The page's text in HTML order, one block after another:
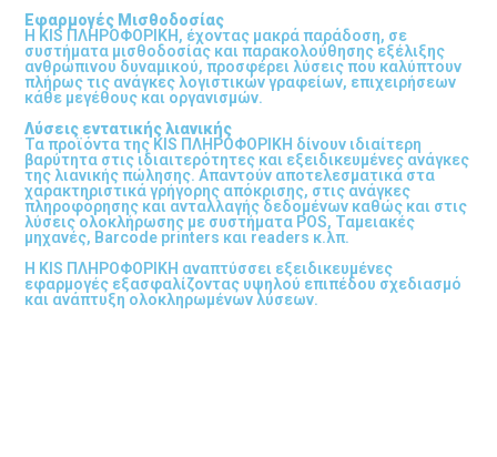
Εφαρμογές Μισθοδοσίας
H KIS ΠΛΗΡΟΦΟΡΙΚΗ, έχοντας μακρά παράδοση, σε
συστήματα μισθοδοσίας και παρακολούθησης εξέλιξης
ανθρώπινου δυναμικού, προσφέρει λύσεις που καλύπτουν
πλήρως τις ανάγκες λογιστικών γραφείων, επιχειρήσεων
κάθε μεγέθους και οργανισμών.
Λύσεις εντατικής λιανικής
Τα προϊόντα της KIS ΠΛΗΡΟΦΟΡΙΚΗ δίνουν ιδιαίτερη
βαρύτητα στις ιδιαιτερότητες και εξειδικευμένες ανάγκες
της λιανικής πώλησης. Απαντούν αποτελεσματικά στα
χαρακτηριστικά γρήγορης απόκρισης, στις ανάγκες
πληροφόρησης και ανταλλαγής δεδομένων καθώς και στις
λύσεις ολοκλήρωσης με συστήματα POS, Ταμειακές
μηχανές, Barcode printers και readers κ.λπ.
Η KIS ΠΛΗΡΟΦΟΡΙΚΗ αναπτύσσει εξειδικευμένες
εφαρμογές εξασφαλίζοντας υψηλού επιπέδου σχεδιασμό
και ανάπτυξη ολοκληρωμένων λύσεων.